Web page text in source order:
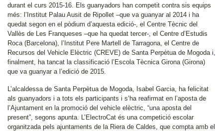
durant el curs 2015-16. Els guanyadors han competit contra sis equips
més: l’Institut Palau Ausit de Ripollet –que va guanyar al 2014 i ha
quedat segon en el pòdium d’aquesta edició-, el Centre Tècnic del
Vallès de Les Franqueses –que ha quedat tercer-, el Centre d’Estudis
Roca (Barcelona), l’Institut Pere Martell de Tarragona, el Centre de
Recursos del Vehicle Elèctric (CREVE) de Santa Perpètua de Mogoda i,
finalment, ha tancat la classificació l’Escola Tècnica Girona (Girona)
que va guanyar a l’edició de 2015.
L’alcaldessa de Santa Perpètua de Mogoda, Isabel Garcia, ha felicitat
als guanyadors i a tots els participants i s’ha reafirmat en l’aposta de
l’Ajuntament en la promoció del vehicle elèctric, “una aposta del
present”, segons apunta. L’ElectroCat és una competició escolar
organitzada pels ajuntaments de la Riera de Caldes, que compta amb el